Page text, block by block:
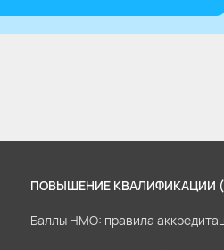
ПОВЫШЕНИЕ КВАЛИФИКАЦИИ
Баллы НМО: правила